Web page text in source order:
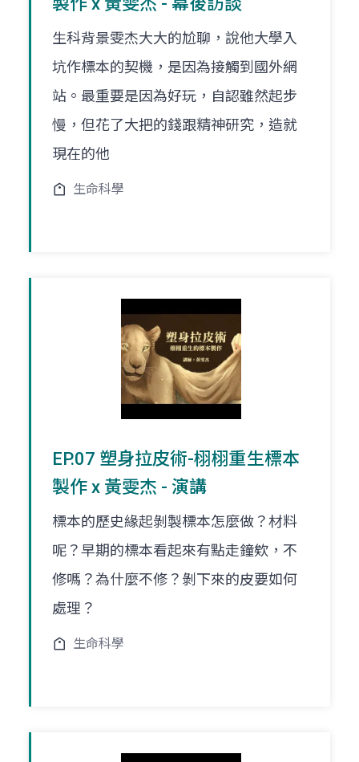
生科背景雯杰大大的尬聊，說他大學入
坑作標本的契機，是因為接觸到國外網
站。最重要是因為好玩，自認雖然起步
慢，但花了大把的錢跟精神研究，造就
現在的他
生命科學
EP.07 塑身拉皮術-栩栩重生標本
製作 x 黃雯杰 - 演講
標本的歷史緣起剝製標本怎麼做？材料
呢？早期的標本看起來有點走鐘欸，不
修嗎？為什麼不修？剝下來的皮要如何
處理？
生命科學